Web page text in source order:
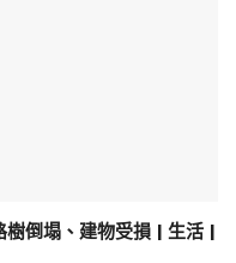
倒塌、建物受損 | 生活 |